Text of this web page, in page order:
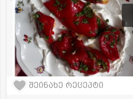
შეინახე რეცეპტი